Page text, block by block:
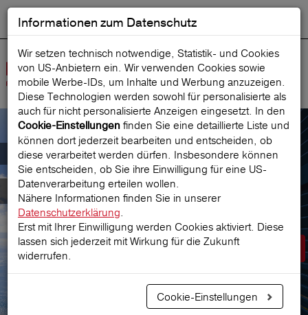
Suche starten
Der österreichische Marktführer für
Reiseversicherungen
Prämie berechnen
Informationen zum Datenschutz
Wir setzen technisch notwendige, Statistik- und Cookies
von US-Anbietern ein. Wir verwenden Cookies sowie
mobile Werbe‑IDs, um Inhalte und Werbung anzuzeigen.
Diese Technologien werden sowohl für personalisierte als
auch für nicht personalisierte Anzeigen eingesetzt. In den
Cookie-Einstellungen finden Sie eine detaillierte Liste und
können dort jederzeit bearbeiten und entscheiden, ob
diese verarbeitet werden dürfen. Insbesondere können
Sie entscheiden, ob Sie ihre Einwilligung für eine US-
Datenverarbeitung erteilen wollen.
Nähere Informationen finden Sie in unserer
Datenschutzerklärung.
Erst mit Ihrer Einwilligung werden Cookies aktiviert. Diese
lassen sich jederzeit mit Wirkung für die Zukunft
widerrufen.
Cookie-Einstellungen